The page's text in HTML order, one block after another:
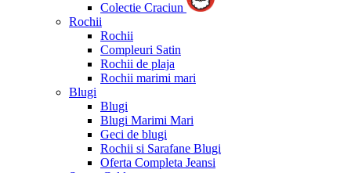
Colectie Craciun
Rochii
Rochii
Compleuri Satin
Rochii de plaja
Rochii marimi mari
Blugi
Blugi
Blugi Marimi Mari
Geci de blugi
Rochii si Sarafane Blugi
Oferta Completa Jeansi